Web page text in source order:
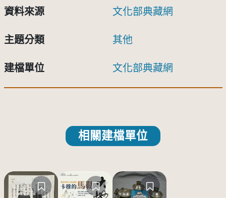
資料來源 文化部典藏網
主題分類 其他
建檔單位 文化部典藏網
相關建檔單位